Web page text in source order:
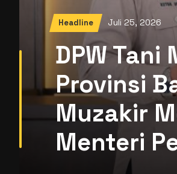
Headline Juli 25, 2026
DPW
Provinsi
Muzakir
Menteri